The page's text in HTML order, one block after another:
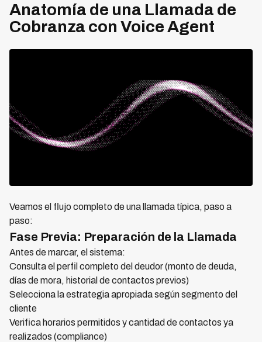
Anatomía de una Llamada de
Cobranza con Voice Agent
Veamos el flujo completo de una llamada típica, paso a
paso:
Fase Previa: Preparación de la Llamada
Antes de marcar, el sistema:
Consulta el perfil completo del deudor (monto de deuda,
días de mora, historial de contactos previos)
Selecciona la estrategia apropiada según segmento del
cliente
Verifica horarios permitidos y cantidad de contactos ya
realizados (compliance)